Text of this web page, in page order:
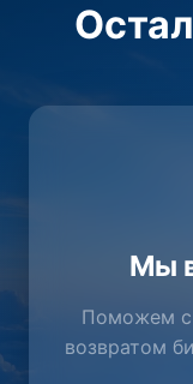
Мы
Поможем с
возвратом